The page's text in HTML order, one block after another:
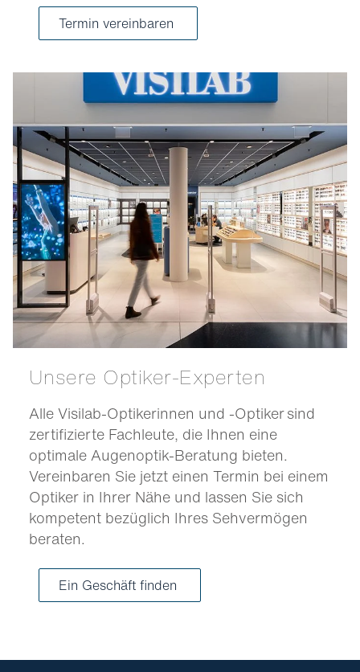
Termin vereinbaren
Unsere Optiker-Experten
Alle Visilab-Optikerinnen und -Optiker sind
zertifizierte Fachleute, die Ihnen eine
optimale Augenoptik-Beratung bieten.
Vereinbaren Sie jetzt einen Termin bei einem
Optiker in Ihrer Nähe und lassen Sie sich
kompetent bezüglich Ihres Sehvermögen
beraten.
Ein Geschäft finden